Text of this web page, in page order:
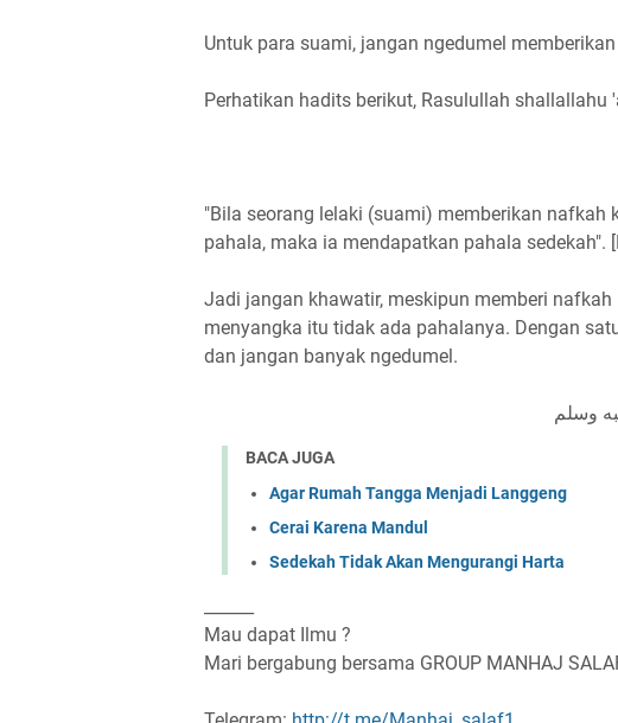
Untuk para suami, jangan ngedumel
Perhatikan hadits berikut, Rasulullah shallallahu
"Bila seorang lelaki (suami) memberikan nafkah
pahala, maka ia mendapatkan pahala sedekah".
Jadi jangan khawatir, meskipun memberi
menyangka itu tidak ada pahalanya. Dengan
dan jangan banyak ngedumel.
وسلم
BACA JUGA
Agar Rumah Tangga Menjadi Langgeng
Cerai Karena Mandul
Sedekah Tidak Akan Mengurangi Harta
Mau dapat Ilmu ?
Mari bergabung bersama GROUP MANHAJ